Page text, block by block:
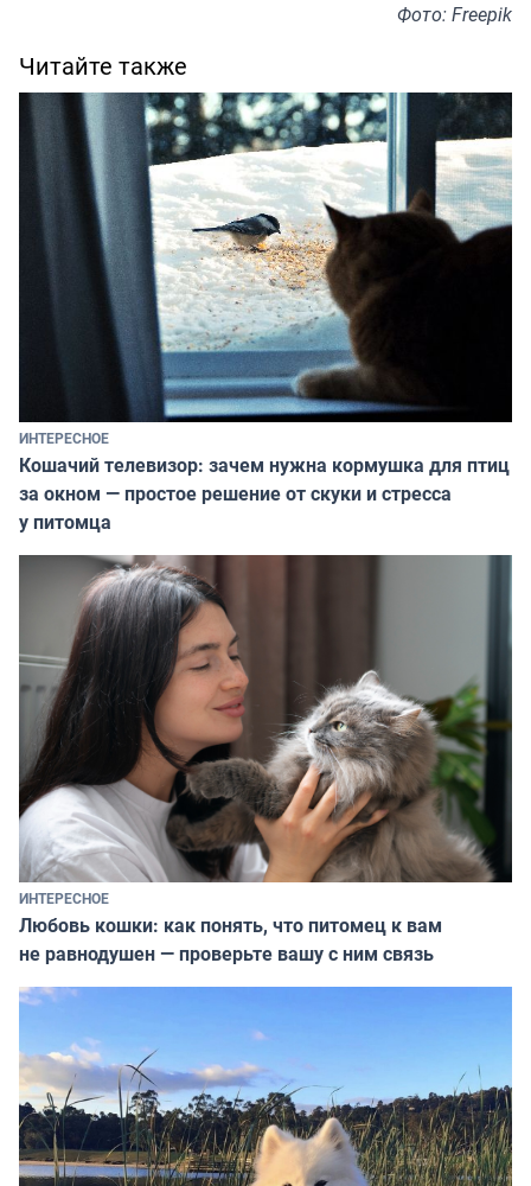
Фото: Freepik
Читайте также
ИНТЕРЕСНОЕ
Кошачий телевизор: зачем нужна кормушка для птиц
за окном — простое решение от скуки и стресса
у питомца
ИНТЕРЕСНОЕ
Любовь кошки: как понять, что питомец к вам
не равнодушен — проверьте вашу с ним связь